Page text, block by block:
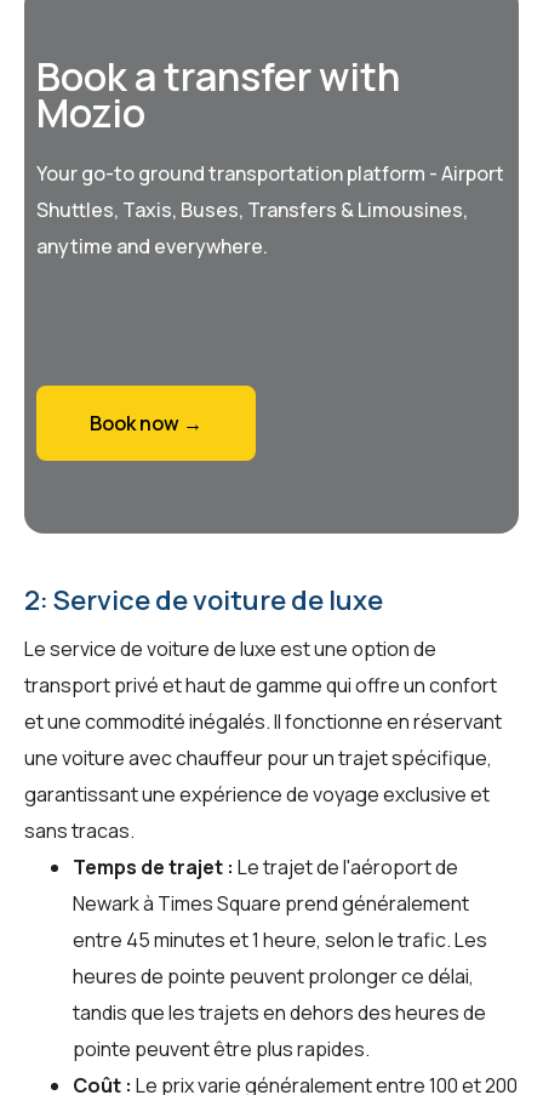
Book a transfer with
Mozio
Your go-to ground transportation platform - Airport
Shuttles, Taxis, Buses, Transfers & Limousines,
anytime and everywhere.
Book now →
2: Service de voiture de luxe
Le service de voiture de luxe est une option de
transport privé et haut de gamme qui offre un confort
et une commodité inégalés. Il fonctionne en réservant
une voiture avec chauffeur pour un trajet spécifique,
garantissant une expérience de voyage exclusive et
sans tracas.
Temps de trajet : Le trajet de l'aéroport de
Newark à Times Square prend généralement
entre 45 minutes et 1 heure, selon le trafic. Les
heures de pointe peuvent prolonger ce délai,
tandis que les trajets en dehors des heures de
pointe peuvent être plus rapides.
Coût : Le prix varie généralement entre 100 et 200